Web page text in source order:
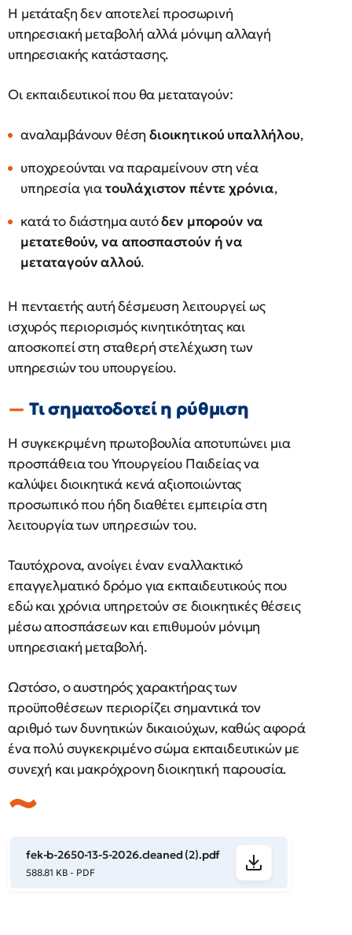
Η μετάταξη δεν αποτελεί προσωρινή
υπηρεσιακή μεταβολή αλλά μόνιμη αλλαγή
υπηρεσιακής κατάστασης.
Οι εκπαιδευτικοί που θα μεταταγούν:
αναλαμβάνουν θέσηδιοικητικού υπαλλήλου,
υποχρεούνται να παραμείνουν στη νέα
υπηρεσία γιατουλάχιστον πέντε χρόνια,
κατά το διάστημα αυτόδεν μπορούν να
μετατεθούν, να αποσπαστούν ή να
μεταταγούν αλλού.
Η πενταετής αυτή δέσμευση λειτουργεί ως
ισχυρός περιορισμός κινητικότητας και
αποσκοπεί στη σταθερή στελέχωση των
υπηρεσιών του υπουργείου.
Τι σηματοδοτεί η ρύθμιση
Η συγκεκριμένη πρωτοβουλία αποτυπώνει μια
προσπάθεια του Υπουργείου Παιδείας να
καλύψει διοικητικά κενά αξιοποιώντας
προσωπικό που ήδη διαθέτει εμπειρία στη
λειτουργία των υπηρεσιών του.
Ταυτόχρονα, ανοίγει έναν εναλλακτικό
επαγγελματικό δρόμο για εκπαιδευτικούς που
εδώ και χρόνια υπηρετούν σε διοικητικές θέσεις
μέσω αποσπάσεων και επιθυμούν μόνιμη
υπηρεσιακή μεταβολή.
Ωστόσο, ο αυστηρός χαρακτήρας των
προϋποθέσεων περιορίζει σημαντικά τον
αριθμό των δυνητικών δικαιούχων, καθώς αφορά
ένα πολύ συγκεκριμένο σώμα εκπαιδευτικών με
συνεχή και μακρόχρονη διοικητική παρουσία.
fek-b-2650-13-5-2026.cleaned (2).pdf
588.81 KB - PDF